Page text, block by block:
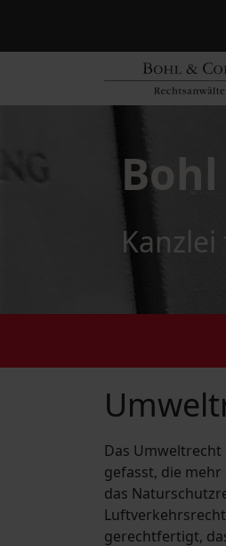
Das
gefasst, die
das
gerechtfertigt,